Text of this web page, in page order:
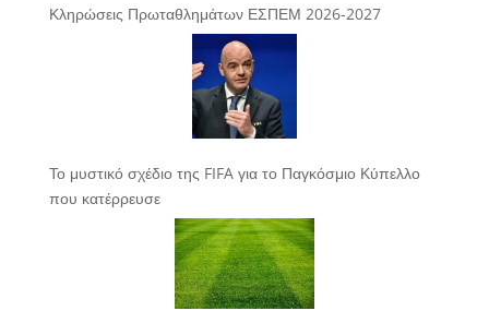
Κληρώσεις Πρωταθλημάτων ΕΣΠΕΜ 2026-2027
Το μυστικό σχέδιο της FIFA για το Παγκόσμιο Κύπελλο
που κατέρρευσε